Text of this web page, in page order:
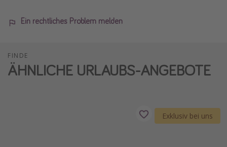
Ein rechtliches Problem melden
FINDE
ÄHNLICHE URLAUBS-ANGEBOTE
Exklusiv bei uns